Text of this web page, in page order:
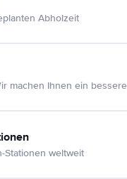
Abholzeit
machen Ihnen ein
Stationen weltweit